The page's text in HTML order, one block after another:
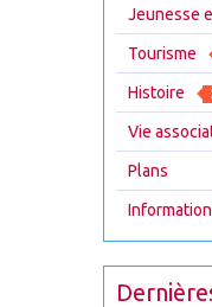
Jeunesse
Tourisme
Histoire
Vie
Plans